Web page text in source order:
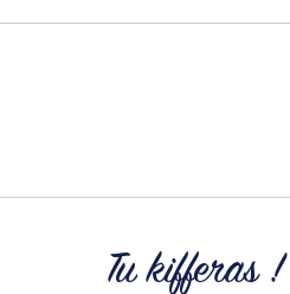
Tu kifferas !